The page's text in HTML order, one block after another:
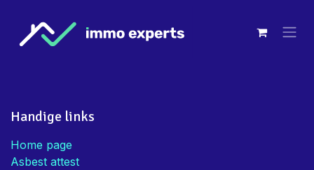
Handige links
Home page
Asbest attest